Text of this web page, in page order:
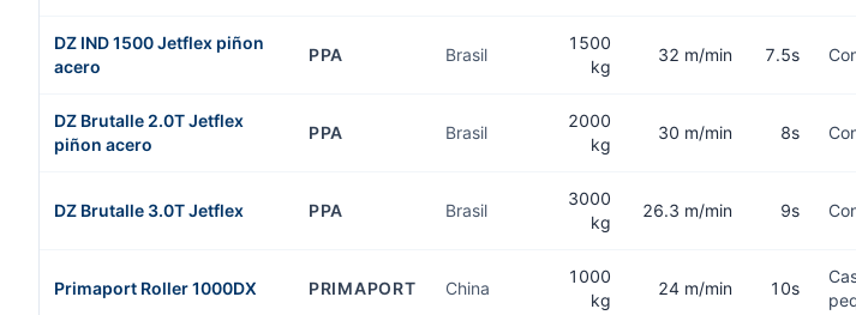
DZ IND 1500 Jetflex piñon
acero
PPA Brasil
1500
kg
32 m/min 7.5s
DZ Brutalle 2.0T Jetflex
piñon acero
PPA Brasil
2000
kg
30 m/min 8s
DZ Brutalle 3.0T Jetflex PPA Brasil
3000
kg
26.3 m/min 9s
Primaport Roller 1000DX PRIMAPORT China
1000
kg
24 m/min 10s